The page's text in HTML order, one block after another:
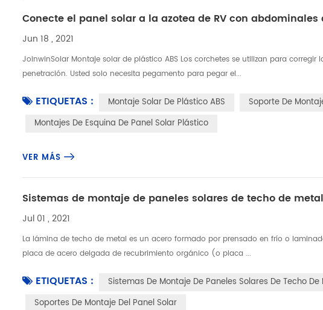
Conecte el panel solar a la azotea de RV con
Jun 18 , 2021
JoinwinSolar Montaje solar de plástico ABS Los corchetes se utilizan para
penetración. Usted solo necesita pegamento para pegar el...
ETIQUETAS : Montaje Solar De Plástico ABS
Soporte De
Montajes De Esquina De Panel Solar Plástico
VER MÁS
Sistemas de montaje de paneles solares de techo de metal
Jul 01 , 2021
La lámina de techo de metal es un acero formado por prensado en frío o
placa de acero delgada de recubrimiento orgánico (o placa ...
ETIQUETAS : Sistemas De Montaje De Paneles Solares De Techo De
Soportes De Montaje Del Panel Solar